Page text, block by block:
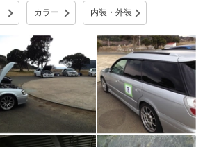
カラー 内装・外装